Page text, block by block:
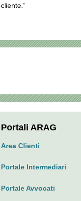
Portali ARAG
Area Clienti
Portale Intermediari
Portale Avvocati